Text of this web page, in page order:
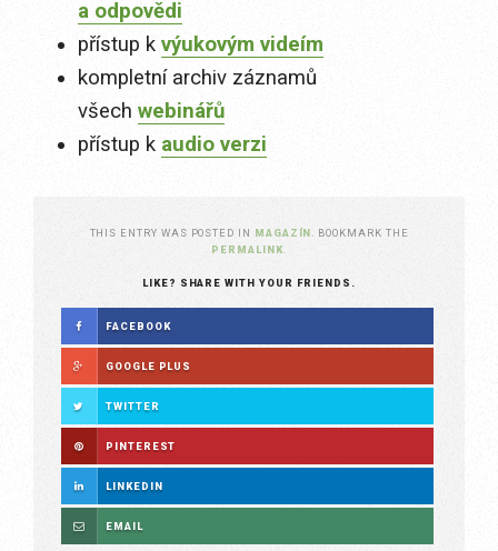
a odpovědi
přístup k výukovým videím
kompletní archiv záznamů
všech webinářů
přístup k audio verzi
THIS ENTRY WAS POSTED IN MAGAZÍN
. BOOKMARK THE
PERMALINK
LIKE? SHARE WITH YOUR FRIENDS.
FACEBOOK
GOOGLE PLUS
TWITTER
PINTEREST
LINKEDIN
EMAIL